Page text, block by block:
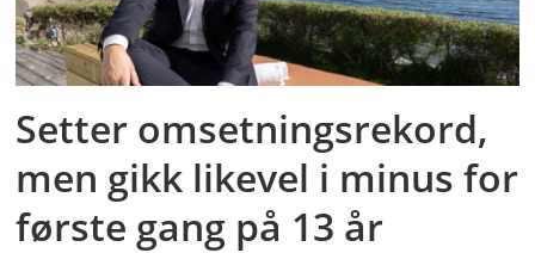
Setter omsetningsrekord,
men gikk likevel i minus for
første gang på 13 år